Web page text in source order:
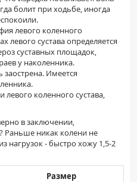
(КТ)
томография (МРТ)
болит при ходьбе, иногда
левого коленного
левого сустава определяется
суставных площадок,
у наколенника.
Имеется
коленного сустава,
в заключении,
Раньше никак колени не
нагрузок - быстро хожу 1,5-2
Размер